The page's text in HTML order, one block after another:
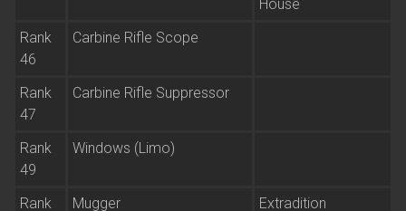
House
Rank
46
Carbine Rifle Scope
Rank
47
Carbine Rifle Suppressor
Rank
49
Windows (Limo)
Rank
Mugger
Extradition